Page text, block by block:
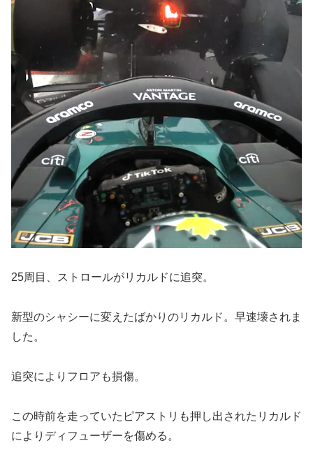
25周目、ストロールがリカルドに追突。
新型のシャシーに変えたばかりのリカルド。早速壊されま
した。
追突によりフロアも損傷。
この時前を走っていたピアストリも押し出されたリカルド
によりディフューザーを傷める。